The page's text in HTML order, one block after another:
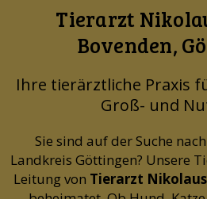
Tierarzt
Bovenden,
Ihre tierärztliche Praxis
Groß- und
Sie sind auf der Suche
Landkreis Göttingen? Unsere
Leitung von Tierarzt